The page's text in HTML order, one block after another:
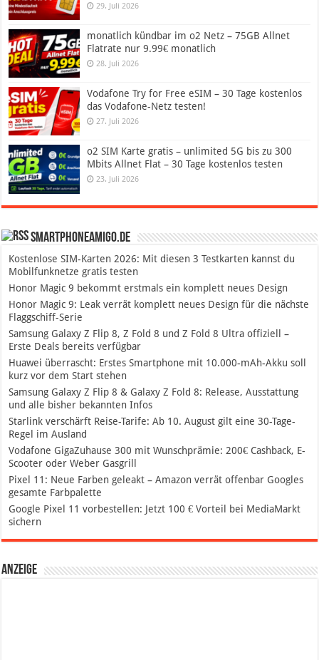
29. Juli 2026
monatlich kündbar im o2 Netz – 75GB Allnet
Flatrate nur 9.99€ monatlich
28. Juli 2026
Vodafone Try for Free eSIM – 30 Tage kostenlos
das Vodafone-Netz testen!
27. Juli 2026
o2 SIM Karte gratis – unlimited 5G bis zu 300
Mbits Allnet Flat – 30 Tage kostenlos testen
23. Juli 2026
SmartphoneAmigo.de
Kostenlose SIM-Karten 2026: Mit diesen 3 Testkarten kannst du
Mobilfunknetze gratis testen
Honor Magic 9 bekommt erstmals ein komplett neues Design
Honor Magic 9: Leak verrät komplett neues Design für die nächste
Flaggschiff-Serie
Samsung Galaxy Z Flip 8, Z Fold 8 und Z Fold 8 Ultra offiziell –
Erste Deals bereits verfügbar
Huawei überrascht: Erstes Smartphone mit 10.000-mAh-Akku soll
kurz vor dem Start stehen
Samsung Galaxy Z Flip 8 & Galaxy Z Fold 8: Release, Ausstattung
und alle bisher bekannten Infos
Starlink verschärft Reise-Tarife: Ab 10. August gilt eine 30-Tage-
Regel im Ausland
Vodafone GigaZuhause 300 mit Wunschprämie: 200€ Cashback, E-
Scooter oder Weber Gasgrill
Pixel 11: Neue Farben geleakt – Amazon verrät offenbar Googles
gesamte Farbpalette
Google Pixel 11 vorbestellen: Jetzt 100 € Vorteil bei MediaMarkt
sichern
Anzeige